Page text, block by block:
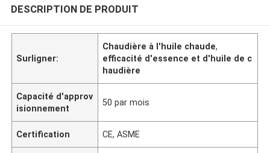
DESCRIPTION DE PRODUIT
Surligner:
Chaudière à l'huile chaude,
efficacité d'essence et d'huile de c
haudière
Capacité d'approv
isionnement
50 par mois
Certification CE, ASME